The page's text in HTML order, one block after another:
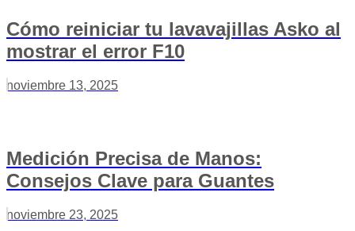
Cómo reiniciar tu lavavajillas Asko al
mostrar el error F10
noviembre 13, 2025
Medición Precisa de Manos:
Consejos Clave para Guantes
noviembre 23, 2025